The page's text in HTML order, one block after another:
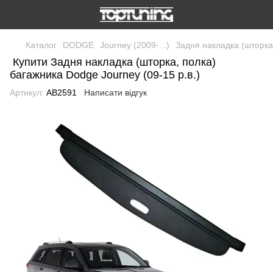
Каталог DODGE Journey (2009-...) Задня накладка
Купити Задня накладка (шторка, полка)
багажника Dodge Journey (09-15 р.в.)
Артикул: AB2591 Написати відгук